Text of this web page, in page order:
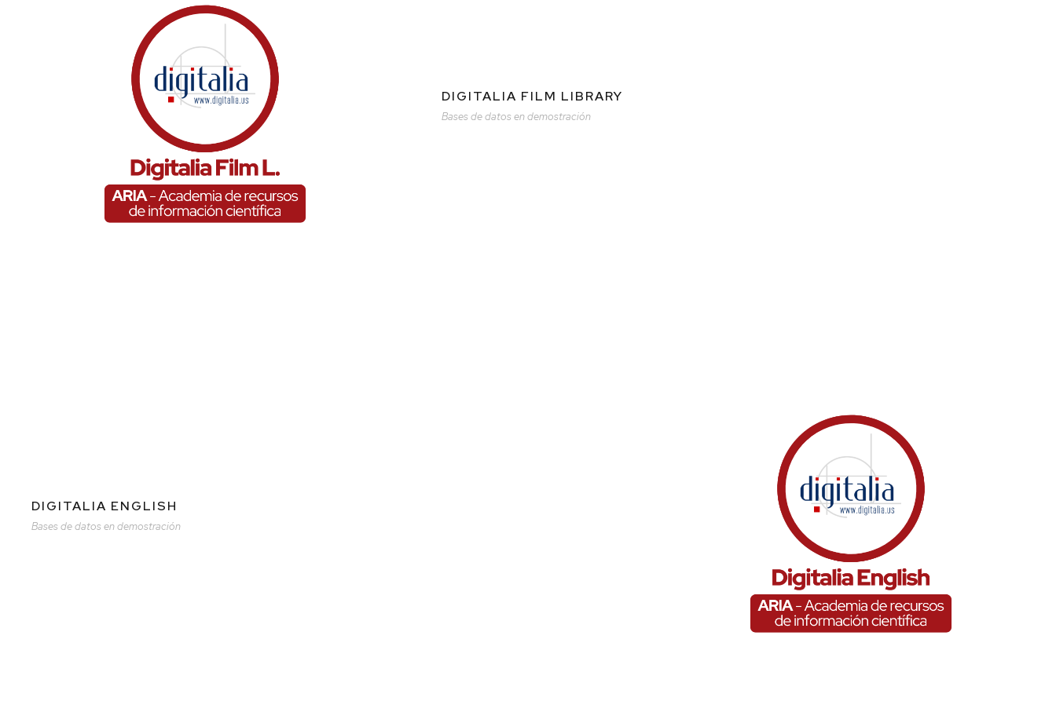
DIGITALIA FILM LIBRARY
Bases de datos en demostración
DIGITALIA ENGLISH
Bases de datos en demostración